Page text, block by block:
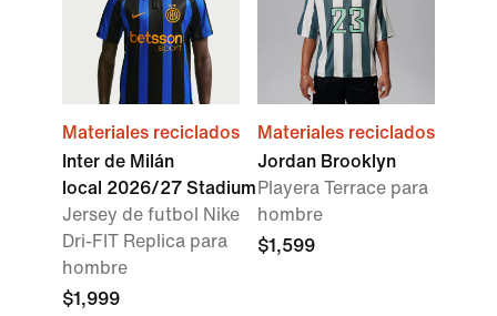
Materiales reciclados
Inter de Milán
local 2026/27 Stadium
Jersey de futbol Nike
Dri-FIT Replica para
hombre
$1,999
Materiales reciclados
Jordan Brooklyn
Playera Terrace para
hombre
$1,599